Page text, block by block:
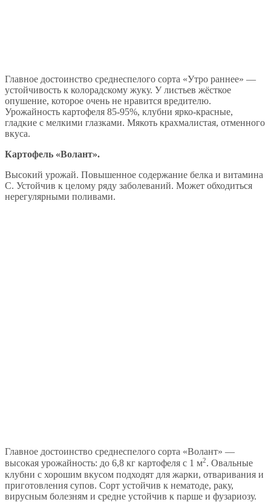
Главное достоинство среднеспелого сорта «Утро раннее» —
устойчивость к колорадскому жуку. У листьев жёсткое
опушение, которое очень не нравится вредителю.
Урожайность картофеля 85-95%, клубни ярко-красные,
гладкие с мелкими глазками. Мякоть крахмалистая, отменного
вкуса.
Картофель «Волант».
Высокий урожай. Повышенное содержание белка и витамина
C. Устойчив к целому ряду заболеваний. Может обходиться
нерегулярными поливами.
Главное достоинство среднеспелого сорта «Волант» —
высокая урожайность: до 6,8 кг картофеля с 1 м2. Овальные
клубни с хорошим вкусом подходят для жарки, отваривания и
приготовления супов. Сорт устойчив к нематоде, раку,
вирусным болезням и средне устойчив к парше и фузариозу.